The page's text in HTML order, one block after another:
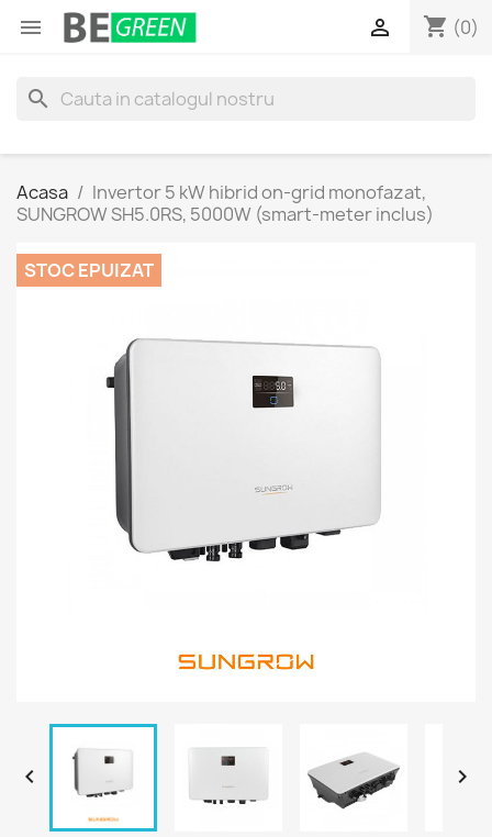
 shopping_cart (0)

search
Acasa
Invertor 5 kW hibrid on-grid monofazat,
SUNGROW SH5.0RS, 5000W (smart-meter inclus)
STOC EPUIZAT
 